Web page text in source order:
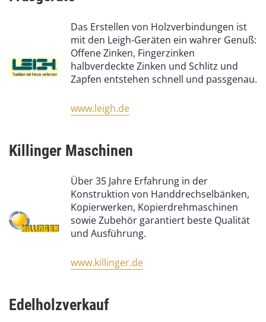
Das Erstellen von Holzverbindungen ist
mit den Leigh-Geräten ein wahrer Genuß:
Offene Zinken, Fingerzinken
halbverdeckte Zinken und Schlitz und
Zapfen entstehen schnell und passgenau.
www.leigh.de
Killinger Maschinen
Über 35 Jahre Erfahrung in der
Konstruktion von Handdrechselbänken,
Kopierwerken, Kopierdrehmaschinen
sowie Zubehör garantiert beste Qualität
und Ausführung.
www.killinger.de
Edelholzverkauf